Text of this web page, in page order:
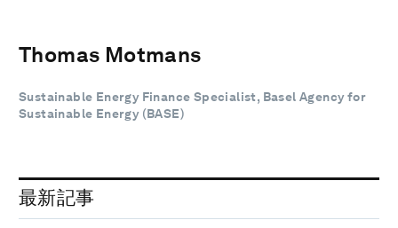
Thomas Motmans
Sustainable Energy Finance Specialist, Basel Agency for
Sustainable Energy (BASE)
最新記事